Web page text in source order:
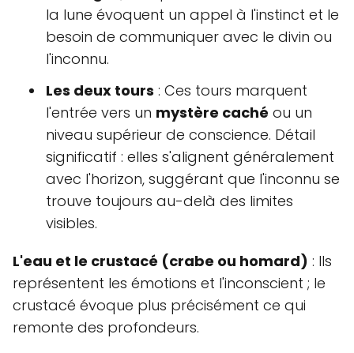
la lune évoquent un appel à l'instinct et le
besoin de communiquer avec le divin ou
l'inconnu.
Les deux tours : Ces tours marquent
l'entrée vers un mystère caché ou un
niveau supérieur de conscience. Détail
significatif : elles s'alignent généralement
avec l'horizon, suggérant que l'inconnu se
trouve toujours au-delà des limites
visibles.
L'eau et le crustacé (crabe ou homard) : Ils
représentent les émotions et l'inconscient ; le
crustacé évoque plus précisément ce qui
remonte des profondeurs.